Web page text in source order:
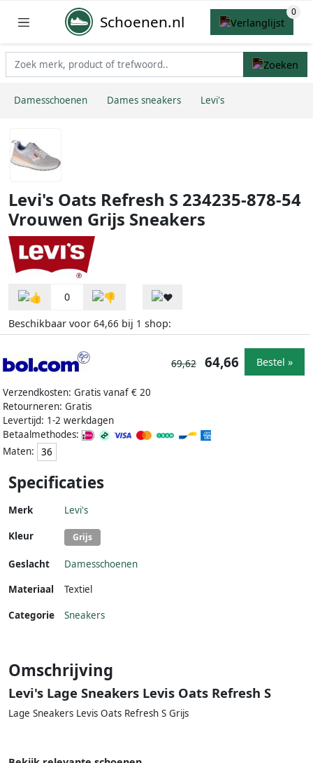
Schoenen.nl
Damesschoenen Dames sneakers Levi's
Levi's Oats Refresh S 234235-878-54
Vrouwen Grijs Sneakers
0
Beschikbaar voor 64,66 bij 1 shop:
Verzendkosten: Gratis vanaf € 20
Retourneren: Gratis
Levertijd: 1-2 werkdagen
Betaalmethodes:
Maten:
36
69,62 64,66 Bestel »
Specificaties
Merk Levi's
Kleur Grijs
Geslacht
Damesschoenen
Materiaal
Textiel
Categorie Sneakers
Omschrijving
Levi's Lage Sneakers Levis Oats Refresh S
Lage Sneakers Levis Oats Refresh S Grijs